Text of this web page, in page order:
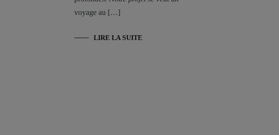
voyage au […]
LIRE LA SUITE